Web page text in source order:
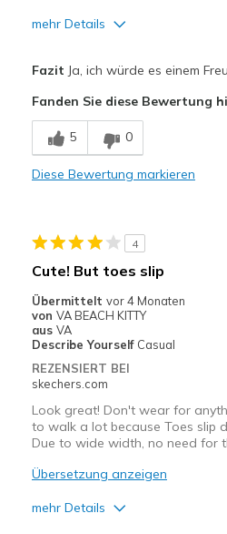
mehr Details
Breathe Well
Comfortable
Need Break In
Geeignete Verwendung
Casual Wear
Special Occasions
Width
Feels too
Sizing
Feels half
View On Shoes
Shoes are for
Fazit Ja, ich würde es einem
Fanden Sie diese Bewertung
5 0
Diese Bewertung markieren
4
Cute! But toes slip
Übermittelt vor 4 Monaten
von VA BEACH KITTY
aus VA
Describe Yourself Casual
REZENSIERT BEI
skechers.com
Look great! Don't wear for
to walk a lot because Toes slip
Due to wide width, no need for
Übersetzung anzeigen
mehr Details